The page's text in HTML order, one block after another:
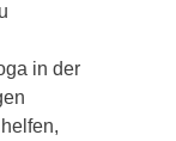
in der